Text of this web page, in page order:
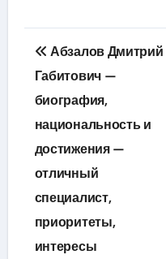
Навигация
по
записям
Абзалов Дмитрий
Габитович —
биография,
национальность и
достижения —
отличный
специалист,
приоритеты,
интересы